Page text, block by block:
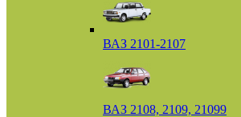
ВАЗ 2101-2107
ВАЗ 2108, 2109, 21099